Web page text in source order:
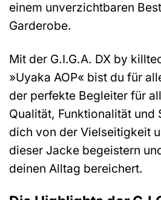
einem unverzichtbaren
Garderobe.
Mit der G.I.G.A. DX by
»Uyaka AOP« bist du für
der perfekte Begleiter für
Qualität, Funktionalität und
dich von der Vielseitigkeit
dieser Jacke begeistern
deinen Alltag bereichert.